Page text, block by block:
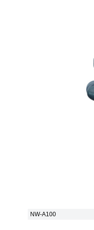
NW-A100